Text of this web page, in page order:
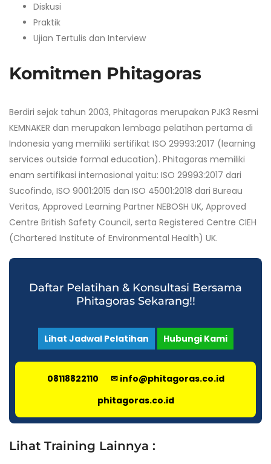
Diskusi
Praktik
Ujian Tertulis dan Interview
Komitmen Phitagoras
Berdiri sejak tahun 2003, Phitagoras merupakan PJK3 Resmi
KEMNAKER dan merupakan lembaga pelatihan pertama di
Indonesia yang memiliki sertifikat ISO 29993:2017 (learning
services outside formal education). Phitagoras memiliki
enam sertifikasi internasional yaitu: ISO 29993:2017 dari
Sucofindo, ISO 9001:2015 dan ISO 45001:2018 dari Bureau
Veritas, Approved Learning Partner NEBOSH UK, Approved
Centre British Safety Council, serta Registered Centre CIEH
(Chartered Institute of Environmental Health) UK.
Daftar Pelatihan & Konsultasi Bersama
Phitagoras Sekarang!!
Lihat Jadwal Pelatihan Hubungi Kami
08118822110
✉ info@phitagoras.co.id
phitagoras.co.id
Lihat Training Lainnya :